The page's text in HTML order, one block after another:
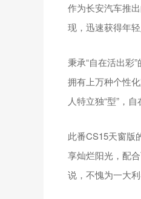
作为长安汽车推
现，迅速获得年
秉承“自在活出彩
拥有上万种个性
人特立独“型”，自
此番CS15天窗版
享灿烂阳光，配
说，不愧为一大利